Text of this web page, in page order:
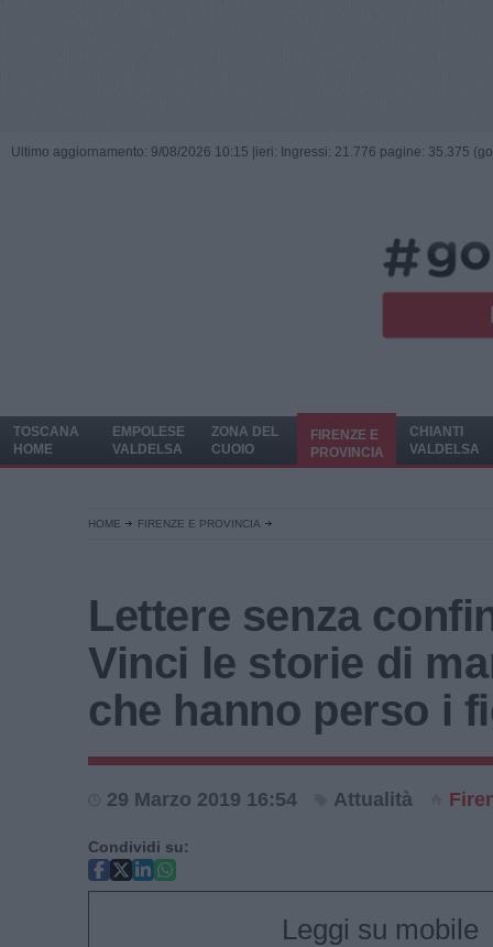
Ultimo aggiornamento: 9/08/2026 10:15 | ieri: Ingressi: 21.776 pagine: 35.375
TOSCANA
HOME
EMPOLESE
VALDELSA
ZONA DEL
CUOIO
FIRENZE E
PROVINCIA
CHIANTI
VALDELSA
HOME FIRENZE E PROVINCIA
Lettere senza
Vinci le storie di
che hanno perso i
29 Marzo 2019 16:54 Attualità
Condividi su:
Leggi su mobile